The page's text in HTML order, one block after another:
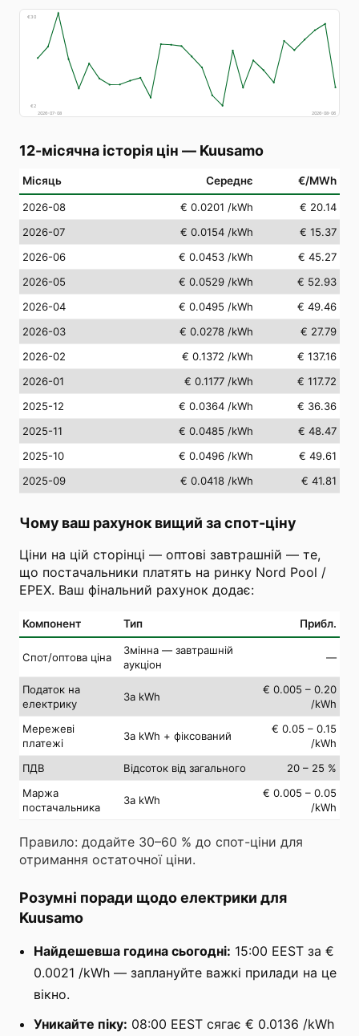
€30
€2
2026-07-08
2026-08-06
12-місячна історія цін — Kuusamo
Місяць Середнє €/MWh
2026-08 € 0.0201 /kWh
€ 20.14
2026-07
€ 0.0154 /kWh
€ 15.37
2026-06
€ 0.0453 /kWh
€ 45.27
2026-05
€ 0.0529 /kWh
€ 52.93
2026-04
€ 0.0495 /kWh
€ 49.46
2026-03
€ 0.0278 /kWh
€ 27.79
2026-02
€ 0.1372 /kWh
€ 137.16
2026-01
€ 0.1177 /kWh
€ 117.72
2025-12
€ 0.0364 /kWh
€ 36.36
2025-11
€ 0.0485 /kWh
€ 48.47
2025-10
€ 0.0496 /kWh
€ 49.61
2025-09
€ 0.0418 /kWh € 41.81
Чому ваш рахунок вищий за спот-ціну
Ціни на цій сторінці — оптові завтрашній — те,
що постачальники платять на ринку Nord Pool /
EPEX. Ваш фінальний рахунок додає:
Компонент Тип Прибл.
Спот/оптова ціна
Змінна — завтрашній
аукціон
—
Податок на
електрику
За kWh
€ 0.005 – 0.20
/kWh
Мережеві
платежі
За kWh + фіксований
€ 0.05 – 0.15
/kWh
ПДВ
Відсоток від загального
20 – 25 %
Маржа
постачальника
За kWh
€ 0.005 – 0.05
/kWh
Правило: додайте 30–60 % до спот-ціни для
отримання остаточної ціни.
Розумні поради щодо електрики для
Kuusamo
Найдешевша година сьогодні: 15:00 EEST за €
0.0021 /kWh — заплануйте важкі прилади на це
вікно.
Уникайте піку: 08:00 EEST сягає € 0.0136 /kWh